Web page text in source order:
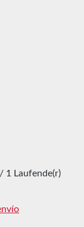
1 Laufende(r)